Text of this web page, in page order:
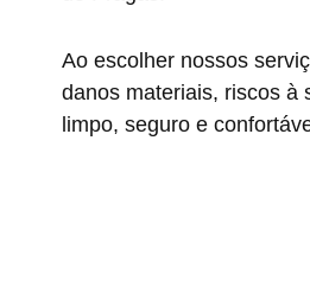
Ao escolher nossos
danos materiais, riscos à
limpo, seguro e